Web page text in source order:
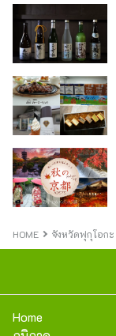
HOME จังหวัดฟุกุโอกะ
Home